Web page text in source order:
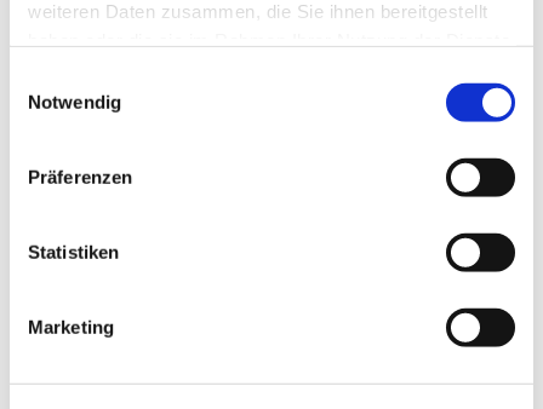
weiteren Daten zusammen, die Sie ihnen bereitgestellt
Notwendig
Präferenzen
Statistiken
Marketing